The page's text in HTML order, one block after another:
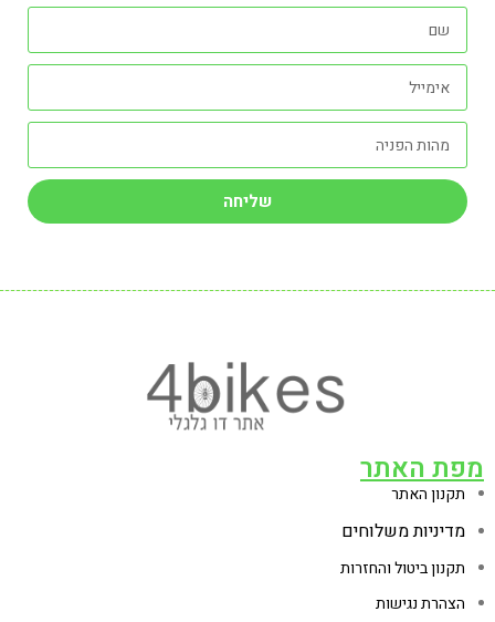
שליחה
מפת האתר
תקנון האתר
מדיניות משלוחים
תקנון ביטול והחזרות
הצהרת נגישות